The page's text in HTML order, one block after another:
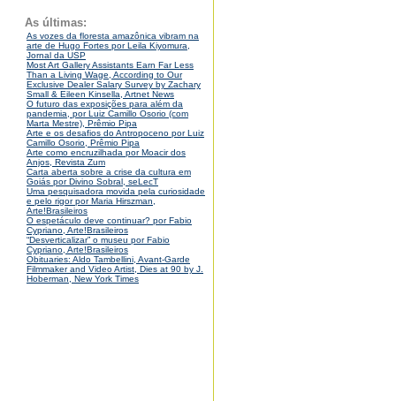
As últimas:
As vozes da floresta amazônica vibram na
arte de Hugo Fortes por Leila Kiyomura,
Jornal da USP
Most Art Gallery Assistants Earn Far Less
Than a Living Wage, According to Our
Exclusive Dealer Salary Survey by Zachary
Small & Eileen Kinsella, Artnet News
O futuro das exposições para além da
pandemia, por Luiz Camillo Osorio (com
Marta Mestre), Prêmio Pipa
Arte e os desafios do Antropoceno por Luiz
Camillo Osorio, Prêmio Pipa
Arte como encruzilhada por Moacir dos
Anjos, Revista Zum
Carta aberta sobre a crise da cultura em
Goiás por Divino Sobral, seLecT
Uma pesquisadora movida pela curiosidade
e pelo rigor por Maria Hirszman,
Arte!Brasileiros
O espetáculo deve continuar? por Fabio
Cypriano, Arte!Brasileiros
“Desverticalizar” o museu por Fabio
Cypriano, Arte!Brasileiros
Obituaries: Aldo Tambellini, Avant-Garde
Filmmaker and Video Artist, Dies at 90 by J.
Hoberman, New York Times